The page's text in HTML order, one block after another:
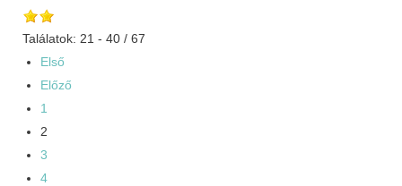
Találatok: 21 - 40 / 67
Első
Előző
1
2
3
4